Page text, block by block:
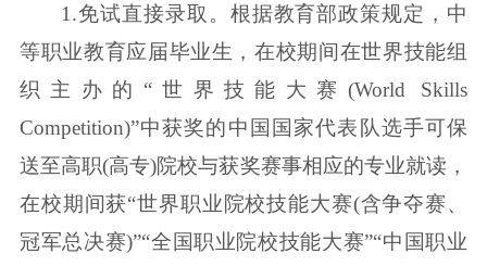
1.免试直接录取。根据教育部政策规定，中
等职业教育应届毕业生，在校期间在世界技能组
织主办的“世界技能大赛(World Skills
Competition)”中获奖的中国国家代表队选手可保
送至高职(高专)院校与获奖赛事相应的专业就读，
在校期间获“世界职业院校技能大赛(含争夺赛、
冠军总决赛)”“全国职业院校技能大赛”“中国职业